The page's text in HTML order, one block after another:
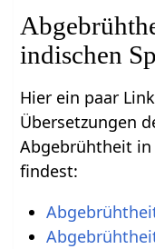
indischen
Hier ein paar
Übersetzungen
Abgebrühtheit in
findest: